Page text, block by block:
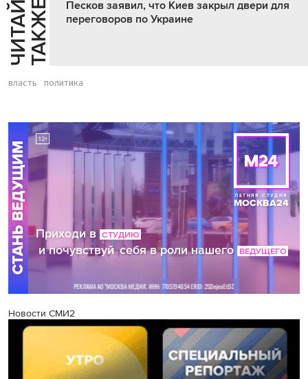
Ч
И
Т
АЙ
Т
Е
Т
А
К
ЖЕ
Песков заявил, что Киев закрыл двери для
переговоров по Украине
власть политика
Новости СМИ2